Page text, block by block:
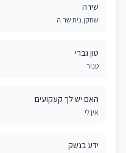
שירה
שחקן.נית שר.ה
טון גברי
טנור
האם יש לך קעקועים
אין לי
ידע בנשק